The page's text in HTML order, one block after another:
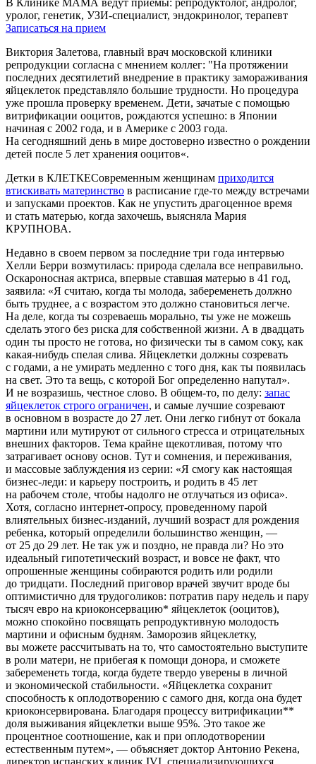
В Клинике МАМА ведут приемы: репродуктолог, андролог,
уролог, генетик, УЗИ-специалист, эндокринолог, терапевт
Записаться на прием
Виктория Залетова, главный врач московской клиники
репродукции согласна с мнением коллег: "На протяжении
последних десятилетий внедрение в практику замораживания
яйцеклеток представляло большие трудности. Но процедура
уже прошла проверку временем. Дети, зачатые с помощью
витрификации ооцитов, рождаются успешно: в Японии
начиная с 2002 года, и в Америке с 2003 года.
На сегодняшний день в мире достоверно известно о рождении
детей после 5 лет хранения ооцитов«.
Детки в КЛЕТКЕСовременным женщинам приходится
втискивать материнство в расписание где-то между встречами
и запусками проектов. Как не упустить драгоценное время
и стать матерью, когда захочешь, выясняла Мария
КРУПНОВА.
Недавно в своем первом за последние три года интервью
Хелли Берри возмутилась: природа сделала все неправильно.
Оскароносная актриса, впервые ставшая матерью в 41 год,
заявила: «Я считаю, когда ты молода, забеременеть должно
быть труднее, а с возрастом это должно становиться легче.
На деле, когда ты созреваешь морально, ты уже не можешь
сделать этого без риска для собственной жизни. А в двадцать
один ты просто не готова, но физически ты в самом соку, как
какая-нибудь спелая слива. Яйцеклетки должны созревать
с годами, а не умирать медленно с того дня, как ты появилась
на свет. Это та вещь, с которой Бог определенно напутал».
И не возразишь, честное слово. В общем-то, по делу: запас
яйцеклеток строго ограничен, и самые лучшие созревают
в основном в возрасте до 27 лет. Они легко гибнут от бокала
мартини или мутируют от сильного стресса и отрицательных
внешних факторов. Тема крайне щекотливая, потому что
затрагивает основу основ. Тут и сомнения, и переживания,
и массовые заблуждения из серии: «Я смогу как настоящая
бизнес-леди: и карьеру построить, и родить в 45 лет
на рабочем столе, чтобы надолго не отлучаться из офиса».
Хотя, согласно интернет-опросу, проведенному парой
влиятельных бизнес-изданий, лучший возраст для рождения
ребенка, который определили большинство женщин, —
от 25 до 29 лет. Не так уж и поздно, не правда ли? Но это
идеальный гипотетический возраст, и вовсе не факт, что
опрошенные женщины собираются родить или родили
до тридцати. Последний приговор врачей звучит вроде бы
оптимистично для трудоголиков: потратив пару недель и пару
тысяч евро на криоконсервацию* яйцеклеток (ооцитов),
можно спокойно посвящать репродуктивную молодость
мартини и офисным будням. Заморозив яйцеклетку,
вы можете рассчитывать на то, что самостоятельно выступите
в роли матери, не прибегая к помощи донора, и сможете
забеременеть тогда, когда будете твердо уверены в личной
и экономической стабильности. «Яйцеклетка сохранит
способность к оплодотворению с самого дня, когда она будет
криоконсервирована. Благодаря процессу витрификации**
доля выживания яйцеклетки выше 95%. Это такое же
процентное соотношение, как и при оплодотворении
естественным путем», — объясняет доктор Антонио Рекена,